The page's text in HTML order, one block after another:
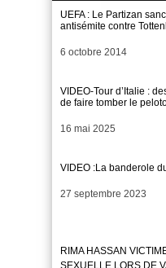
UEFA : Le Partizan
antisémite contre
Date
6 octobre 2014
VIDEO-Tour d’Italie :
de faire tomber le
Date
16 mai 2025
VIDEO :La banderole
Date
27 septembre 2023
RIMA HASSAN
SEXUELLE LORS DE